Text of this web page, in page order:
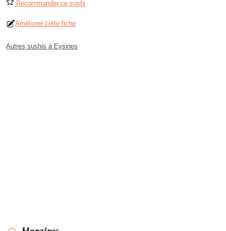
Recommander ce sushi
Améliorer cette fiche
Autres sushis à Eysines